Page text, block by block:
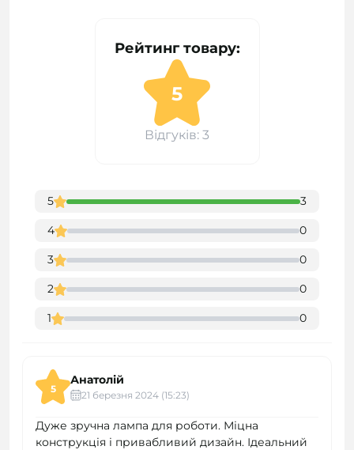
Рейтинг товару:
5
Відгуків: 3
5 3
4 0
3 0
2 0
1 0
5
Анатолій
21 березня 2024 (15:23)
Дуже зручна лампа для роботи. Міцна
конструкція і привабливий дизайн. Ідеальний